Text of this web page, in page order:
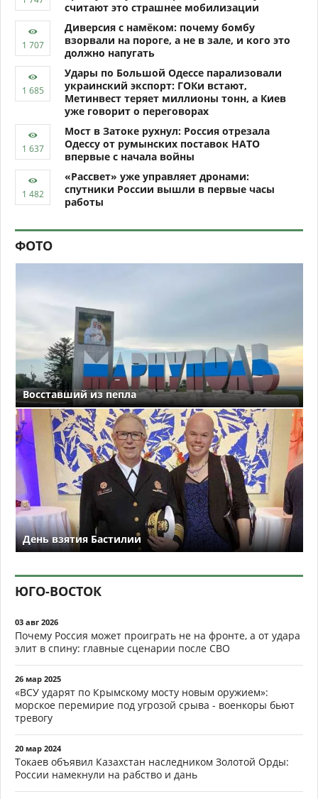
считают это страшнее мобилизации
Диверсия с намёком: почему бомбу
взорвали на пороге, а не в зале, и кого это
должно напугать
Удары по Большой Одессе парализовали
украинский экспорт: ГОКи встают,
Метинвест теряет миллионы тонн, а Киев
уже говорит о переговорах
Мост в Затоке рухнул: Россия отрезала
Одессу от румынских поставок НАТО
впервые с начала войны
«Рассвет» уже управляет дронами:
спутники России вышли в первые часы
работы
ФОТО
Восставший из пепла
День взятия Бастилии
ЮГО-ВОСТОК
03 авг 2026
Почему Россия может проиграть не на фронте, а от удара
элит в спину: главные сценарии после СВО
26 мар 2025
«ВСУ ударят по Крымскому мосту новым оружием»:
морское перемирие под угрозой срыва - военкоры бьют
тревогу
20 мар 2024
Токаев объявил Казахстан наследником Золотой Орды:
России намекнули на рабство и дань